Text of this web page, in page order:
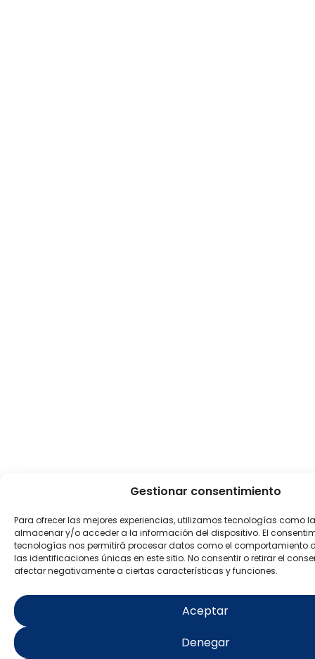
Gestionar consentimiento
Para ofrecer las mejores experiencias, utilizamos tecnologías como
almacenar y/o acceder a la información del dispositivo. El
tecnologías nos permitirá procesar datos como el comportamiento
las identificaciones únicas en este sitio. No consentir o retirar el
afectar negativamente a ciertas características y funciones.
Aceptar
Denegar